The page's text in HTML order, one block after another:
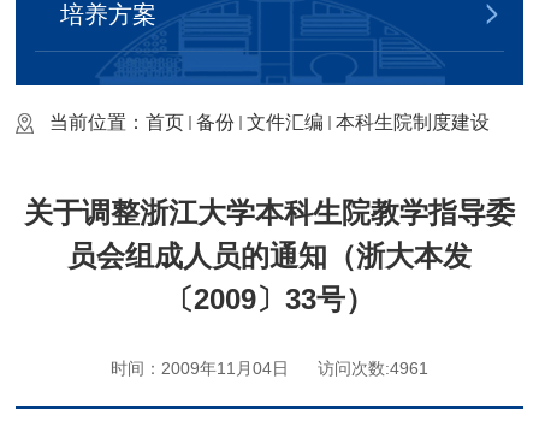
培养方案
当前位置：首页 备份 文件汇编 本科生院制度建设
关于调整浙江大学本科生院教学指导委
员会组成人员的通知（浙大本发
〔2009〕33号）
时间：2009年11月04日 访问次数:4961